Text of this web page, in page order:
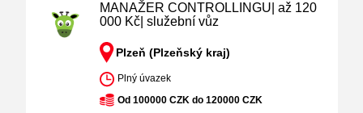
MANAŽER CONTROLLINGU| až 120
000 Kč| služební vůz
Plzeň (Plzeňský kraj)
Plný úvazek
Od 100000 CZK do 120000 CZK